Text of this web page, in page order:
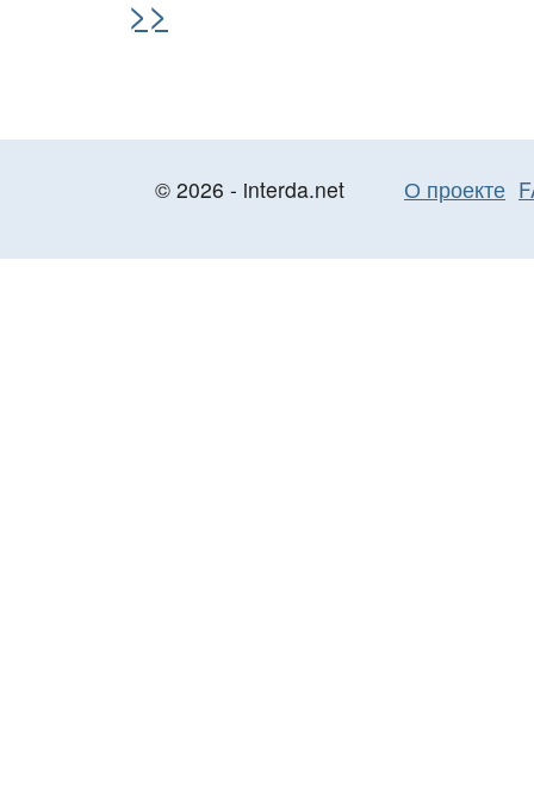
>>
© 2026 - interda.net О проекте